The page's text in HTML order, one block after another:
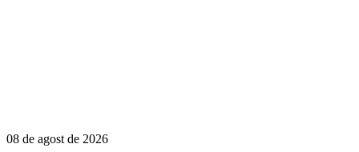
08 de agost de 2026